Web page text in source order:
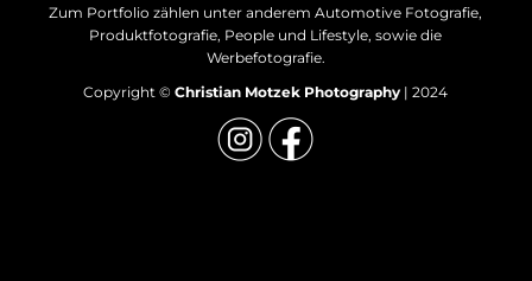
Zum Portfolio zählen unter anderem Automotive Fotografie,
Produktfotografie, People und Lifestyle, sowie die
Werbefotografie.
Copyright ©Christian Motzek Photography | 2024